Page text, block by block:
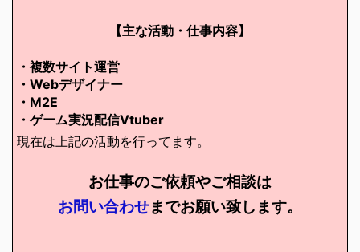
【主な活動・仕事内容】
・複数サイト運営
・Webデザイナー
・M2E
・ゲーム実況配信Vtuber
現在は上記の活動を行ってます。
お仕事のご依頼やご相談は
お問い合わせまでお願い致します。